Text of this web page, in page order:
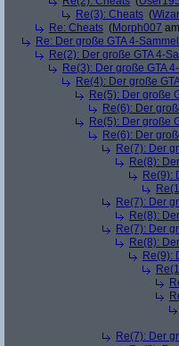
Re(3): Cheats (
Re: Cheats (Morph007
Re: Der große GTA 4-
Re(2): Der große GTA 4-
Re(3): Der große GTA
Re(4): Der große
Re(5): Der große
Re(6): Der
Re(5): Der große
Re(6): Der
Re(7): Der
Re(8):
Re(9):
Re(7): Der
Re(8):
Re(7): Der
Re(8):
Re(9):
Re(7): Der